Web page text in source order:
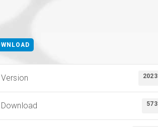
Version 2023
Download 573